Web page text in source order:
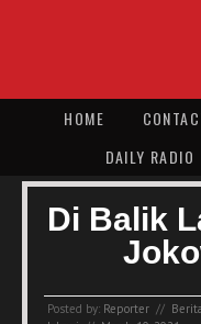
HOME
DAILY RADIO
Di Balik
Posted by: Reporter //